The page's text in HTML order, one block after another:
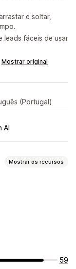
e soltar,
leads fáceis de usar
Mostrar original
(Portugal)
AI
Mostrar os recursos
59